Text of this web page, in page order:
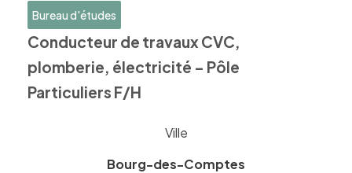
Bureau d'études
Conducteur de travaux CVC,
plomberie, électricité – Pôle
Particuliers F/H
Ville
Bourg-des-Comptes